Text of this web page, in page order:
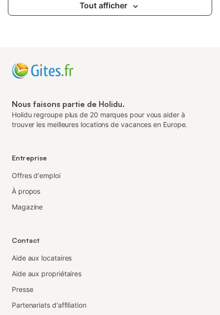
Tout afficher
Nous faisons partie de Holidu.
Holidu regroupe plus de 20 marques pour vous aider à
trouver les meilleures locations de vacances en Europe.
Entreprise
Offres d'emploi
À propos
Magazine
Contact
Aide aux locataires
Aide aux propriétaires
Presse
Partenariats d'affiliation